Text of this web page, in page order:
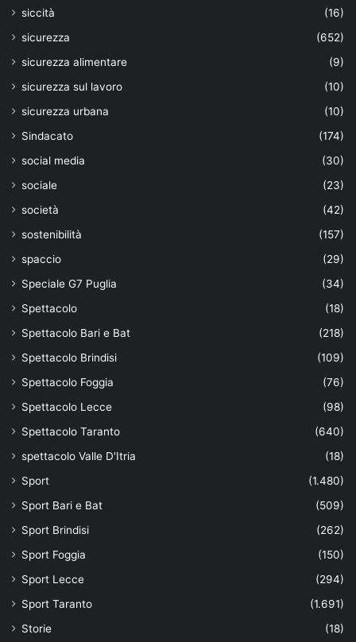
siccità
(16)
sicurezza
(652)
sicurezza alimentare
(9)
sicurezza sul lavoro
(10)
sicurezza urbana
(10)
Sindacato
(174)
social media
(30)
sociale
(23)
società
(42)
sostenibilità
(157)
spaccio
(29)
Speciale G7 Puglia
(34)
Spettacolo
(18)
Spettacolo Bari e Bat
(218)
Spettacolo Brindisi
(109)
Spettacolo Foggia
(76)
Spettacolo Lecce
(98)
Spettacolo Taranto
(640)
spettacolo Valle D'Itria
(18)
Sport
(1.480)
Sport Bari e Bat
(509)
Sport Brindisi
(262)
Sport Foggia
(150)
Sport Lecce
(294)
Sport Taranto
(1.691)
Storie
(18)